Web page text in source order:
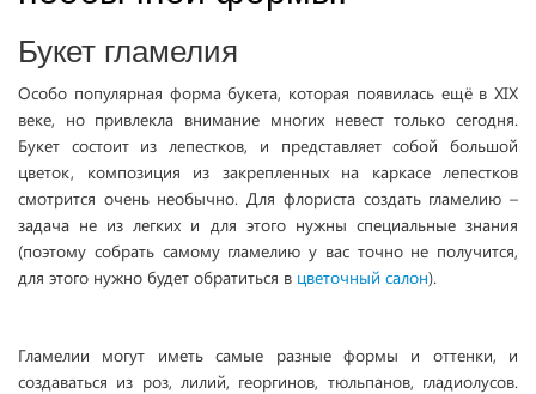
Букет гламелия
Особо популярная форма букета, которая появилась ещё в XIX
веке, но привлекла внимание многих невест только сегодня.
Букет состоит из лепестков, и представляет собой большой
цветок, композиция из закрепленных на каркасе лепестков
смотрится очень необычно. Для флориста создать гламелию –
задача не из легких и для этого нужны специальные знания
(поэтому собрать самому гламелию у вас точно не получится,
для этого нужно будет обратиться в цветочный салон).
Гламелии могут иметь самые разные формы и оттенки, и
создаваться из роз, лилий, георгинов, тюльпанов, гладиолусов.